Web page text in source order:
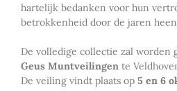
hartelijk bedanken voor hun
betrokkenheid door de jaren
De volledige collectie zal worden
Geus Muntveilingen te
De veiling vindt plaats op 5 en 6